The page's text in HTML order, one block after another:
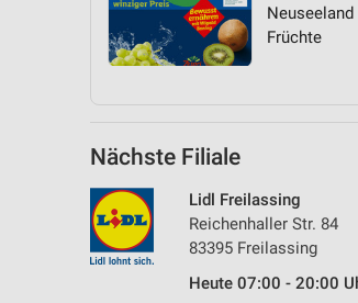
Neuseeland
Früchte
Nächste Filiale
Lidl Freilassing
Reichenhaller Str. 84
83395 Freilassing
Heute 07:00 - 20:00
Nicht-IAB-Verarbeitungszwecke:
Notwendig